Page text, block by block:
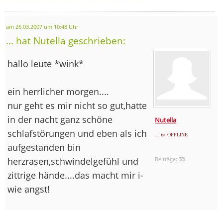
am 26.03.2007 um 10:48 Uhr
... hat Nutella geschrieben:
Nutella
... ist OFFLINE
Beiträge:33
hallo leute *wink*
ein herrlicher morgen....
nur geht es mir nicht so gut,hatte
in der nacht ganz schöne
schlafstörungen und eben als ich
aufgestanden bin
herzrasen,schwindelgefühl und
zittrige hände....das macht mir i-
wie angst!